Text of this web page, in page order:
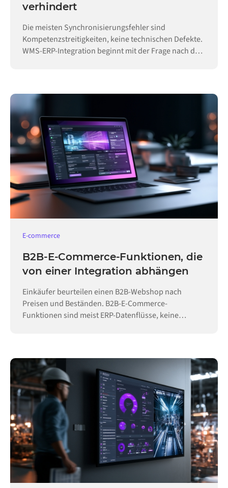
verhindert
Die meisten Synchronisierungsfehler sind
Kompetenzstreitigkeiten, keine technischen Defekte.
WMS-ERP-Integration beginnt mit der Frage nach der
E-commerce
B2B-E-Commerce-Funktionen, die
von einer Integration abhängen
Einkäufer beurteilen einen B2B-Webshop nach
Preisen und Beständen. B2B-E-Commerce-
Funktionen sind meist ERP-Datenflüsse, keine